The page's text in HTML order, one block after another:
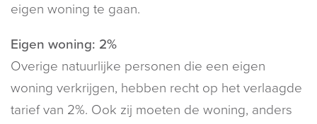
eigen woning te gaan.
Eigen woning: 2%
Overige natuurlijke personen die een eigen
woning verkrijgen, hebben recht op het verlaagde
tarief van 2%. Ook zij moeten de woning, anders